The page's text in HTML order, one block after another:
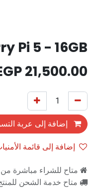
Pi 5 - 16GB
21,500.00
إضافة إلى عربة
إضافة إلى قائمة
متاح للشراء مباشرة من
متاح خدمة الشحن للمنتج خلال 2-